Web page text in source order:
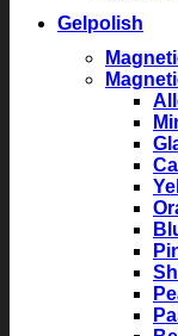
Gelpolish